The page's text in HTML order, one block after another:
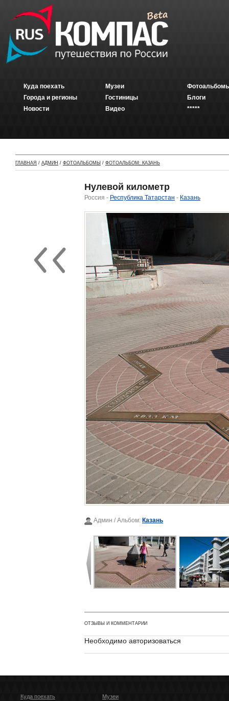
Куда поехать
Города и регионы
Новости
Музеи
Гостиницы
Видео
Блоги
*****
ГЛАВНАЯ / АДМИН / ФОТОАЛЬБОМЫ / ФОТОАЛЬБОМ: КАЗАНЬ
Нулевой километр
Россия - Республика Татарстан - Казань
Админ / Альбом: Казань
ОТЗЫВЫ И КОММЕНТАРИИ
Необходимо авторизоваться
Куда поехать
Музеи